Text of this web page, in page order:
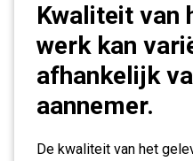
Kwaliteit van
werk kan
afhankelijk
aannemer.
De kwaliteit van het